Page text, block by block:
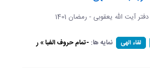
آیت الله یعقوبی - رمضان 1401
لقاء الهی نمایه ها: -تمام حروف الفبا » ر